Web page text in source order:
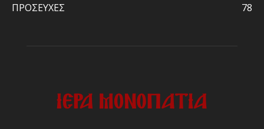
ΠΡΟΣΕΥΧΕΣ
78